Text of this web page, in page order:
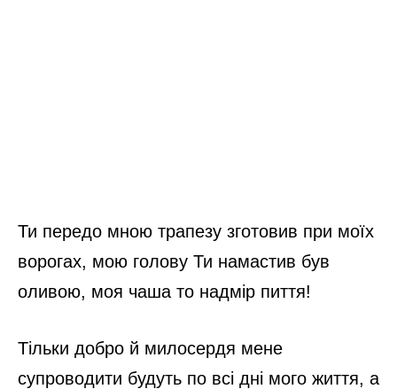
Ти передо мною трапезу зготовив при моїх
ворогах, мою голову Ти намастив був
оливою, моя чаша то надмір пиття!
Тільки добро й милосердя мене
супроводити будуть по всі дні мого життя, а